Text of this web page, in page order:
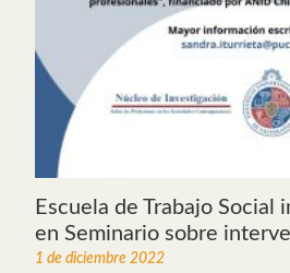
Escuela de Trabajo Social
en Seminario sobre
1 de diciembre 2022